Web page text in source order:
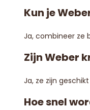
Kun je
Ja, combineer ze
Zijn Weber
Ja, ze zijn
Hoe snel